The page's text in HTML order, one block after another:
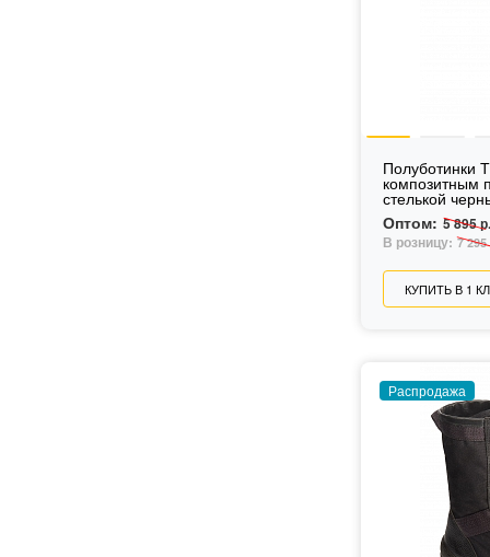
Полуботинки
композитным
стелькой
Оптом: 5 895 р.
В розницу: 7 295
КУПИТЬ В 1
Распродажа